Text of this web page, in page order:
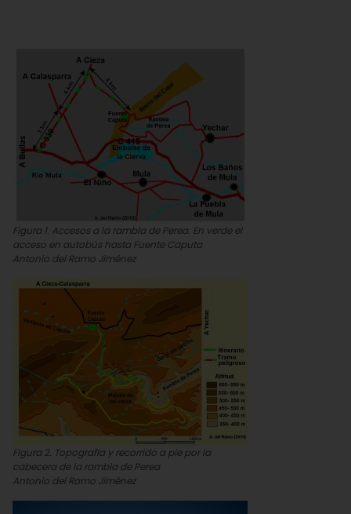
Figura 1. Accesos a la rambla de Perea. En verde el
acceso en autobús hasta Fuente Caputa
Antonio del Ramo Jiménez
Figura 2. Topografía y recorrido a pie por la
cabecera de la rambla de Perea
Antonio del Ramo Jiménez